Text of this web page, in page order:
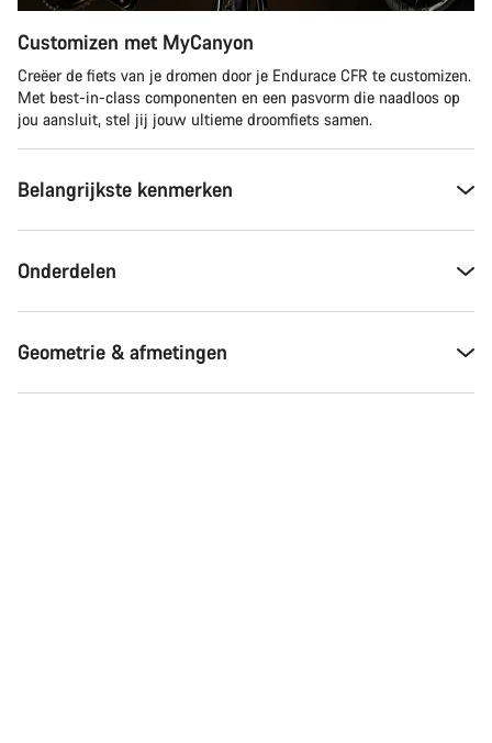
Customizen met MyCanyon
Creëer de fiets van je dromen door je Endurace CFR te customizen.
Met best-in-class componenten en een pasvorm die naadloos op
jou aansluit, stel jij jouw ultieme droomfiets samen.
Belangrijkste kenmerken
Onderdelen
Geometrie & afmetingen